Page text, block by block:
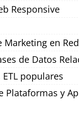
Responsive
Marketing en
de Datos
populares
Plataformas y